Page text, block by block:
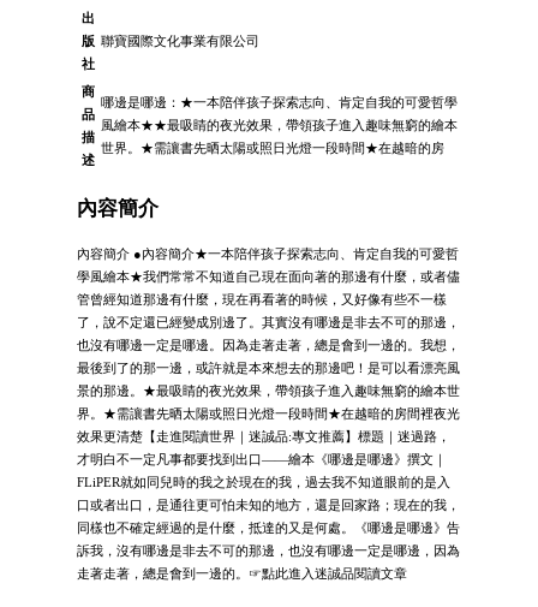
出
版
社
聯寶國際文化事業有限公司
商
品
描
述
哪邊是哪邊：★一本陪伴孩子探索志向、肯定自我的可愛哲學
風繪本★★最吸睛的夜光效果，帶領孩子進入趣味無窮的繪本
世界。★需讓書先晒太陽或照日光燈一段時間★在越暗的房
內容簡介
內容簡介 ●內容簡介★一本陪伴孩子探索志向、肯定自我的可愛哲
學風繪本★我們常常不知道自己現在面向著的那邊有什麼，或者儘
管曾經知道那邊有什麼，現在再看著的時候，又好像有些不一樣
了，說不定還已經變成別邊了。其實沒有哪邊是非去不可的那邊，
也沒有哪邊一定是哪邊。因為走著走著，總是會到一邊的。我想，
最後到了的那一邊，或許就是本來想去的那邊吧！是可以看漂亮風
景的那邊。★最吸睛的夜光效果，帶領孩子進入趣味無窮的繪本世
界。★需讓書先晒太陽或照日光燈一段時間★在越暗的房間裡夜光
效果更清楚【走進閱讀世界｜迷誠品:專文推薦】標題｜迷過路，
才明白不一定凡事都要找到出口——繪本《哪邊是哪邊》撰文｜
FLiPER就如同兒時的我之於現在的我，過去我不知道眼前的是入
口或者出口，是通往更可怕未知的地方，還是回家路；現在的我，
同樣也不確定經過的是什麼，抵達的又是何處。《哪邊是哪邊》告
訴我，沒有哪邊是非去不可的那邊，也沒有哪邊一定是哪邊，因為
走著走著，總是會到一邊的。☞點此進入迷誠品閱讀文章